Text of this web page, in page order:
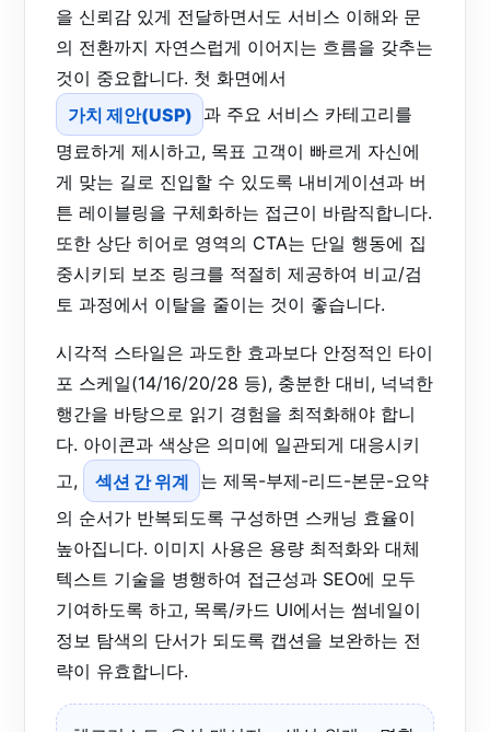
을 신뢰감 있게 전달하면서도 서비스 이해와 문
의 전환까지 자연스럽게 이어지는 흐름을 갖추는
것이 중요합니다. 첫 화면에서
가치 제안(USP) 과 주요 서비스 카테고리를
명료하게 제시하고, 목표 고객이 빠르게 자신에
게 맞는 길로 진입할 수 있도록 내비게이션과 버
튼 레이블링을 구체화하는 접근이 바람직합니다.
또한 상단 히어로 영역의 CTA는 단일 행동에 집
중시키되 보조 링크를 적절히 제공하여 비교/검
토 과정에서 이탈을 줄이는 것이 좋습니다.
시각적 스타일은 과도한 효과보다 안정적인 타이
포 스케일(14/16/20/28 등), 충분한 대비, 넉넉한
행간을 바탕으로 읽기 경험을 최적화해야 합니
다. 아이콘과 색상은 의미에 일관되게 대응시키
고,
섹션 간 위계 는 제목-부제-리드-본문-요약
의 순서가 반복되도록 구성하면 스캐닝 효율이
높아집니다. 이미지 사용은 용량 최적화와 대체
텍스트 기술을 병행하여 접근성과 SEO에 모두
기여하도록 하고, 목록/카드 UI에서는 썸네일이
정보 탐색의 단서가 되도록 캡션을 보완하는 전
략이 유효합니다.